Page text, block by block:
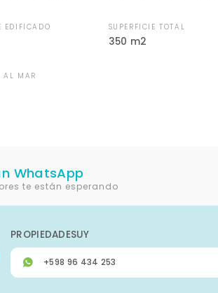
EDIFICADO SUPERFICIE TOTAL
350 m2
AL MAR
WhatsApp
te están esperando
PROPIEDADESUY
+598 96 434 253